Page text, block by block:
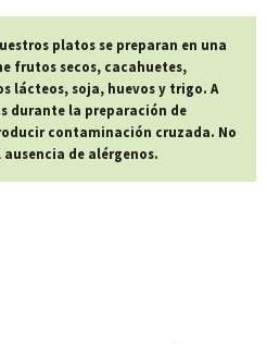
platos se preparan en una
frutos secos, cacahuetes,
lácteos, soja, huevos y trigo. A
durante la preparación de
contaminación cruzada. No
de alérgenos.